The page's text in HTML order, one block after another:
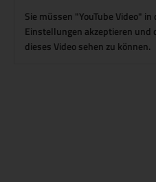
Sie müssen "YouTube Video"
Einstellungen akzeptieren und
dieses Video sehen zu können.